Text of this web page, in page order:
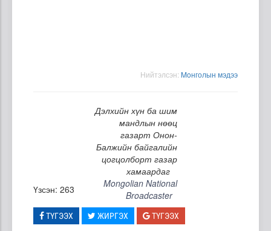
Нийтэлсэн: Moнголын мэдээ
Дэлхийн хүн ба шим
мандлын нөөц
газарт Онон-
Балжийн байгалийн
цогцолборт газар
хамаардаг
Үзсэн: 263
Mongolian National
Broadcaster
ТҮГЭЭХ ЖИРГЭХ ТҮГЭЭХ